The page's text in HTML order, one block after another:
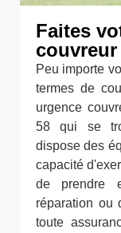
Faites
Peu importe
termes de
urgence
58 qui se
dispose des
capacité
de prendre
réparation ou
toute